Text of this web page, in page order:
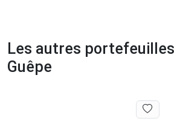
Les autres
Guêpe